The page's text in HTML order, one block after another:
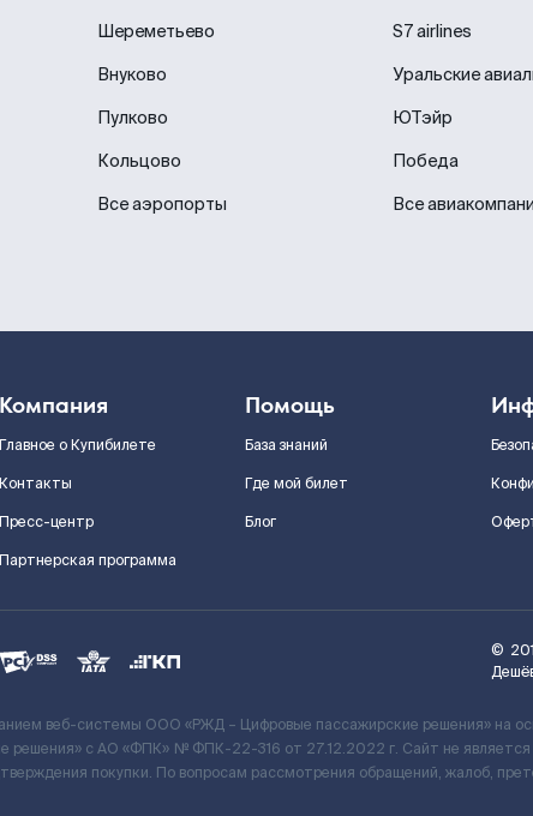
Шереметьево
Внуково
Пулково
Кольцово
Все аэропорты
S7 airlines
Уральские
ЮТэйр
Победа
Все
Компания
Главное о Купибилете
Контакты
Пресс-центр
Партнерская программа
Помощь
База знаний
Где мой билет
Блог
©
веб-системы ООО «РЖД – Цифровые пассажирские решения» на
решения» c АО «ФПК» № ФПК-22-316 от 27.12.2022 г. Сайт не
покупки. По вопросам рассмотрения обращений, жалоб,